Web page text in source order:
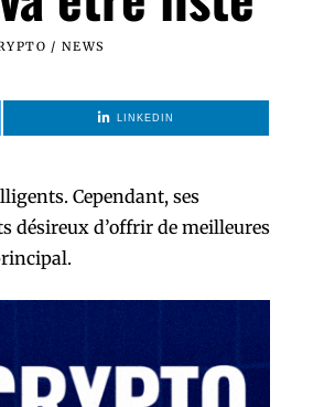
/ NEWS
LINKEDIN
Cependant, ses
désireux d’offrir de meilleures